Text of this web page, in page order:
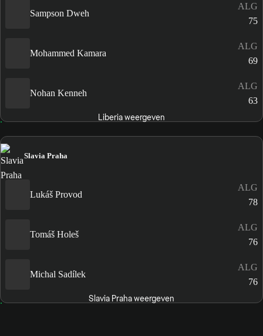
Sampson Dweh
ALG
75
Mohammed Kamara
ALG
69
Nohan Kenneh
ALG
63
Liberia weergeven
Slavia Praha
Lukáš Provod
ALG
78
Tomáš Holeš
ALG
76
Michal Sadílek
ALG
76
Slavia Praha weergeven